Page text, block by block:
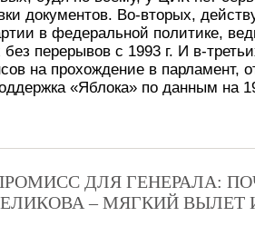
документов. Во-вторых,
в федеральной политике,
перерывов с 1993 г. И в-
на прохождение в парламент,
«Яблока» по данным на
ДЛЯ ГЕНЕРАЛА:
– МЯГКИЙ ВЫЛЕТ